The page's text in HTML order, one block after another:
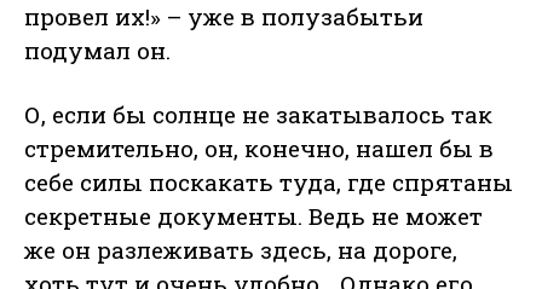
провел их!» – уже в полузабытьи
подумал он.
О, если бы солнце не закатывалось так
стремительно, он, конечно, нашел бы в
себе силы поскакать туда, где спрятаны
секретные документы. Ведь не может
же он разлеживать здесь, на дороге,